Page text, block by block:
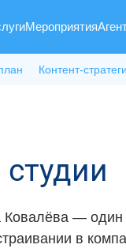
Мероприятия
Контент-
—
в